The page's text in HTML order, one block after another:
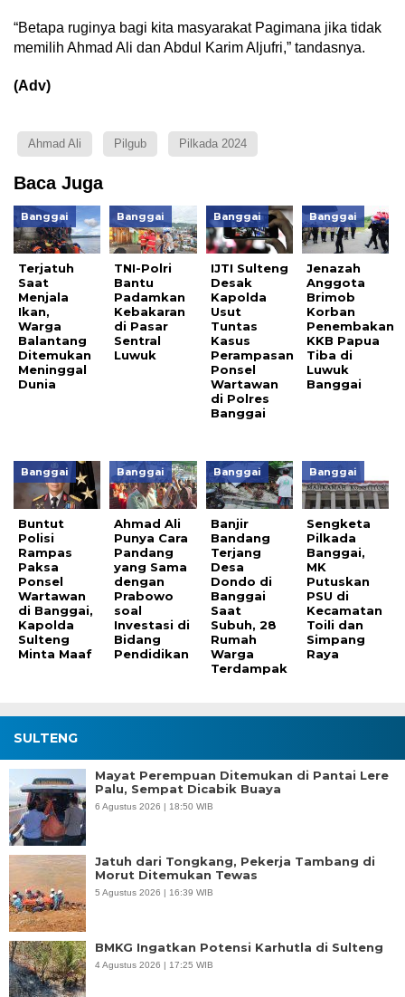
“Betapa ruginya bagi kita masyarakat Pagimana jika tidak
memilih Ahmad Ali dan Abdul Karim Aljufri,” tandasnya.
(Adv)
Ahmad Ali Pilgub Pilkada 2024
Baca Juga
Banggai
Terjatuh
Saat
Menjala
Ikan,
Warga
Balantang
Ditemukan
Meninggal
Dunia
Banggai
TNI-Polri
Bantu
Padamkan
Kebakaran
di Pasar
Sentral
Luwuk
Banggai
IJTI Sulteng
Desak
Kapolda
Usut
Tuntas
Kasus
Perampasan
Ponsel
Wartawan
di Polres
Banggai
Banggai
Jenazah
Anggota
Brimob
Korban
Penembakan
KKB Papua
Tiba di
Luwuk
Banggai
Banggai
Buntut
Polisi
Rampas
Paksa
Ponsel
Wartawan
di Banggai,
Kapolda
Sulteng
Minta Maaf
Banggai
Ahmad Ali
Punya Cara
Pandang
yang Sama
dengan
Prabowo
soal
Investasi di
Bidang
Pendidikan
Banggai
Banjir
Bandang
Terjang
Desa
Dondo di
Banggai
Saat
Subuh, 28
Rumah
Warga
Terdampak
Banggai
Sengketa
Pilkada
Banggai,
MK
Putuskan
PSU di
Kecamatan
Toili dan
Simpang
Raya
SULTENG
Mayat Perempuan Ditemukan di Pantai Lere
Palu, Sempat Dicabik Buaya
6 Agustus 2026 | 18:50 WIB
Jatuh dari Tongkang, Pekerja Tambang di
Morut Ditemukan Tewas
5 Agustus 2026 | 16:39 WIB
BMKG Ingatkan Potensi Karhutla di Sulteng
4 Agustus 2026 | 17:25 WIB